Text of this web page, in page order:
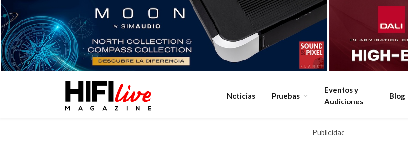
Noticias Pruebas
Eventos y
Audiciones
Blog
Publicidad